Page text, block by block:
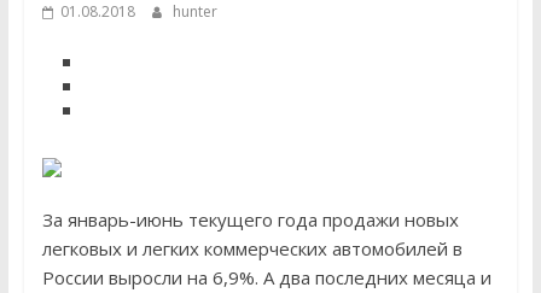
01.08.2018 hunter
За январь-июнь текущего года продажи новых
легковых и легких коммерческих автомобилей в
России выросли на 6,9%. А два последних месяца и